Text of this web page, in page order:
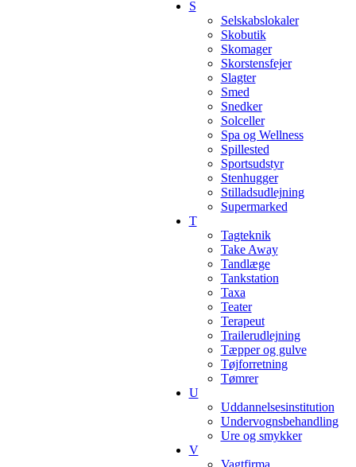
S
Selskabslokaler
Skobutik
Skomager
Skorstensfejer
Slagter
Smed
Snedker
Solceller
Spa og Wellness
Spillested
Sportsudstyr
Stenhugger
Stilladsudlejning
Supermarked
T
Tagteknik
Take Away
Tandlæge
Tankstation
Taxa
Teater
Terapeut
Trailerudlejning
Tæpper og gulve
Tøjforretning
Tømrer
U
Uddannelsesinstitution
Undervognsbehandling
Ure og smykker
V
Vagtfirma